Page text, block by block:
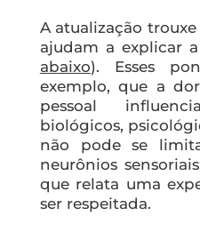
A atualização
ajudam a explicar
abaixo). Esses
exemplo, que a
pessoal
biológicos,
não pode se
neurônios
que relata uma
ser respeitada.